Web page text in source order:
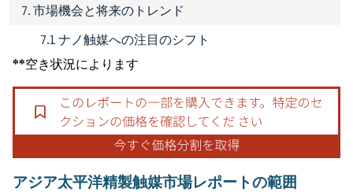
7. 市場機会と将来のトレンド
7.1 ナノ触媒への注目のシフト
**空き状況によります
アジア太平洋精製触媒市場レポートの範囲